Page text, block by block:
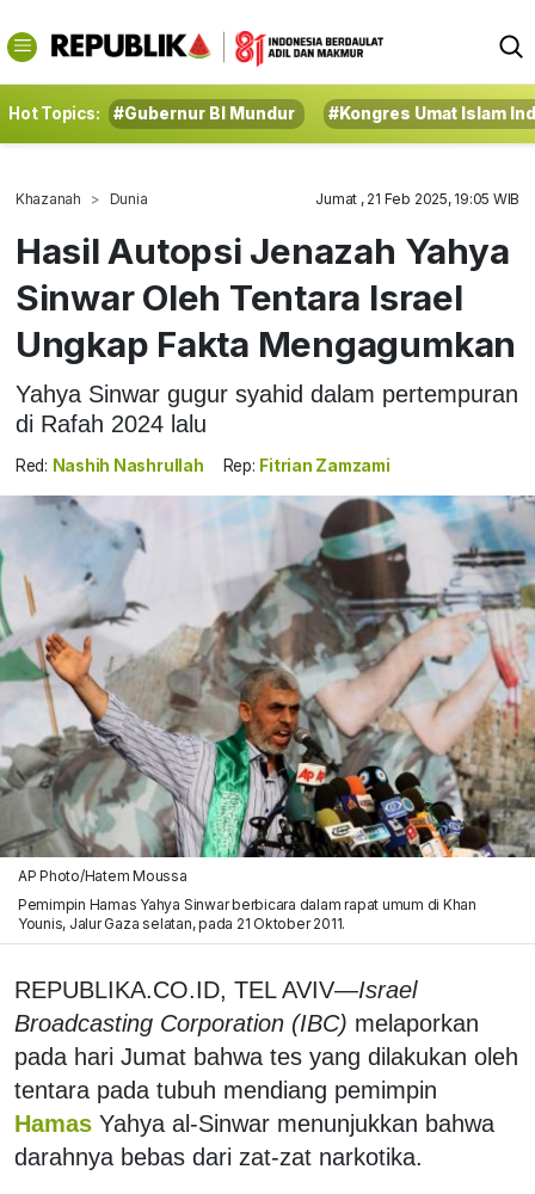
Hot Topics: #Gubernur BI Mundur #Kongres Umat Islam
Khazanah Dunia Jumat , 21 Feb 2025, 19:05 WIB
Hasil Autopsi Jenazah Yahya
Sinwar Oleh Tentara Israel
Ungkap Fakta Mengagumkan
Yahya Sinwar gugur syahid dalam pertempuran
di Rafah 2024 lalu
Red: Nashih Nashrullah Rep: Fitrian Zamzami
AP Photo/Hatem Moussa
Pemimpin Hamas Yahya Sinwar berbicara dalam rapat umum di Khan
Younis, Jalur Gaza selatan, pada 21 Oktober 2011.
REPUBLIKA.CO.ID, TEL AVIV—Israel
Broadcasting Corporation (IBC) melaporkan
pada hari Jumat bahwa tes yang dilakukan oleh
tentara pada tubuh mendiang pemimpin
Hamas Yahya al-Sinwar menunjukkan bahwa
darahnya bebas dari zat-zat narkotika.